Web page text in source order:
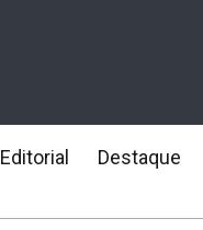
Editorial Destaque